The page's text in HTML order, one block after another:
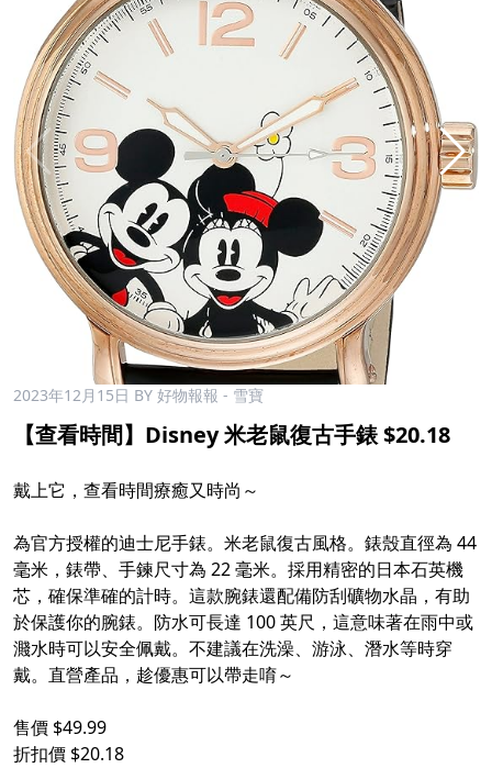
2023年12月15日 BY 好物報報 - 雪寶
【查看時間】Disney 米老鼠復古手錶 $20.18
戴上它，查看時間療癒又時尚～
為官方授權的迪士尼手錶。米老鼠復古風格。錶殼直徑為 44
毫米，錶帶、手鍊尺寸為 22 毫米。採用精密的日本石英機
芯，確保準確的計時。這款腕錶還配備防刮礦物水晶，有助
於保護你的腕錶。防水可長達 100 英尺，這意味著在雨中或
濺水時可以安全佩戴。不建議在洗澡、游泳、潛水等時穿
戴。直營產品，趁優惠可以帶走唷～
售價 $49.99
折扣價 $20.18